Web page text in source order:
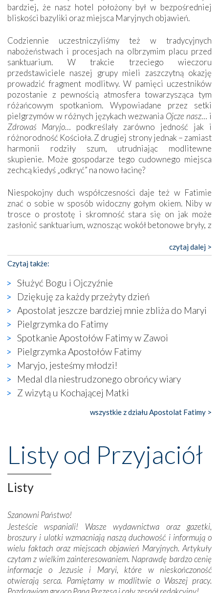
bardziej, że nasz hotel położony był w bezpośredniej
bliskości bazyliki oraz miejsca Maryjnych objawień.
Codziennie uczestniczyliśmy też w tradycyjnych
nabożeństwach i procesjach na olbrzymim placu przed
sanktuarium. W trakcie trzeciego wieczoru
przedstawiciele naszej grupy mieli zaszczytną okazję
prowadzić fragment modlitwy. W pamięci uczestników
pozostanie z pewnością atmosfera towarzysząca tym
różańcowym spotkaniom. Wypowiadane przez setki
pielgrzymów w różnych językach wezwania Ojcze nasz… i
Zdrowaś Maryjo… podkreślały zarówno jedność jak i
różnorodność Kościoła. Z drugiej strony jednak – zamiast
harmonii rodziły szum, utrudniając modlitewne
skupienie. Może gospodarze tego cudownego miejsca
zechcą kiedyś „odkryć” na nowo łacinę?
Niespokojny duch współczesności daje też w Fatimie
znać o sobie w sposób widoczny gołym okiem. Niby w
trosce o prostotę i skromność stara się on jak może
zasłonić sanktuarium, wznosząc wokół betonowe bryły, z
katolickiego kultu. Tylko co wspólnego z żywą,
autentyczną wiarą mogą mieć płaskie, szare bunkry albo
kaplice, w których Tabernakulum przypomina bardziej
skrzynkę na narzędzia? Albo co powiedzieć o ustawionym
tuż przy nowej bazylice wielkim krzyżu, na którym
zamiast Chrystusa umieszczono dziwaczną postać jakby
wyjętą ze starożytnych hieroglifów? W kulturowym
kontekście naszych czasów to raczej karykatura niż godny
wizerunek Zbawiciela…
Zatem nawet w bezpośrednim otoczeniu sanktuarium
naocznie przekonaliśmy się, że wewnątrz Kościoła toczy
się ogromna walka o kształt katolicyzmu i o serca
wierzących. Do czego to zmaganie może prowadzić,
widzieliśmy w urokliwym, niewielkim mieście Obidos,
gdzie w miejscu dawnego kościoła działa dzisiaj…
przeniosły nas do czasów, gdy świątynie bez wątpienia
wznoszono na chwałę Bożą, na przykład – w podzięce za
Opatrznościową pomoc w wygranej bitwie o
niepodległość kraju. Zachwyt budziła potężna, a zarazem
misterna architektura tych monumentalnych dzieł,
połączenie talentów z wytrwałością i pracowitością
budowniczych.
Podążyliśmy też śladami fatimskich wizjonerów – Łucji
dos Santos oraz świętych Hiacynty i Franciszka Marto.
Modliliśmy się przy ich grobach. Odprawiliśmy Drogę
Krzyżową w ich rodzinnych stronach, odwiedziliśmy
czytaj dalej >
Czytaj także:
Służyć Bogu i Ojczyźnie
Dziękuję za każdy przeżyty dzień
Apostolat jeszcze bardziej mnie zbliża do Maryi
Pielgrzymka do Fatimy
Spotkanie Apostołów Fatimy w Zawoi
Pielgrzymka Apostołów Fatimy
Maryjo, jesteśmy młodzi!
Medal dla niestrudzonego obrońcy wiary
Z wizytą u Kochającej Matki
wszystkie z działu Apostolat Fatimy >
Listy od Przyjaciół
Listy
Szanowni Państwo!
Jesteście wspaniali! Wasze wydawnictwa oraz gazetki,
broszury i ulotki wzmacniają naszą duchowość i informują o
wielu faktach oraz miejscach objawień Maryjnych. Artykuły
czytam z wielkim zainteresowaniem. Naprawdę bardzo cenię
informacje o Jezusie i Maryi, które w nieskończoność
otwierają serca. Pamiętamy w modlitwie o Waszej pracy.